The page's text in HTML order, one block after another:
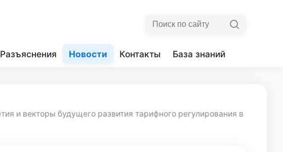
Разъяснения Новости Контакты База знаний
и векторы будущего развития тарифного регулирования в